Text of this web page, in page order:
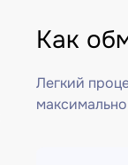
Как
Легкий